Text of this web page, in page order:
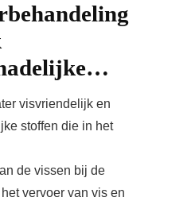
visvriendelijk en
stoffen die in het
de vissen bij de
vervoer van vis en